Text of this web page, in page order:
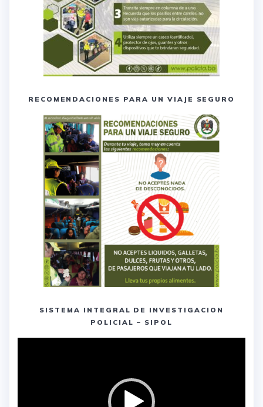
RECOMENDACIONES PARA UN VIAJE SEGURO
SISTEMA INTEGRAL DE INVESTIGACION
POLICIAL – SIPOL